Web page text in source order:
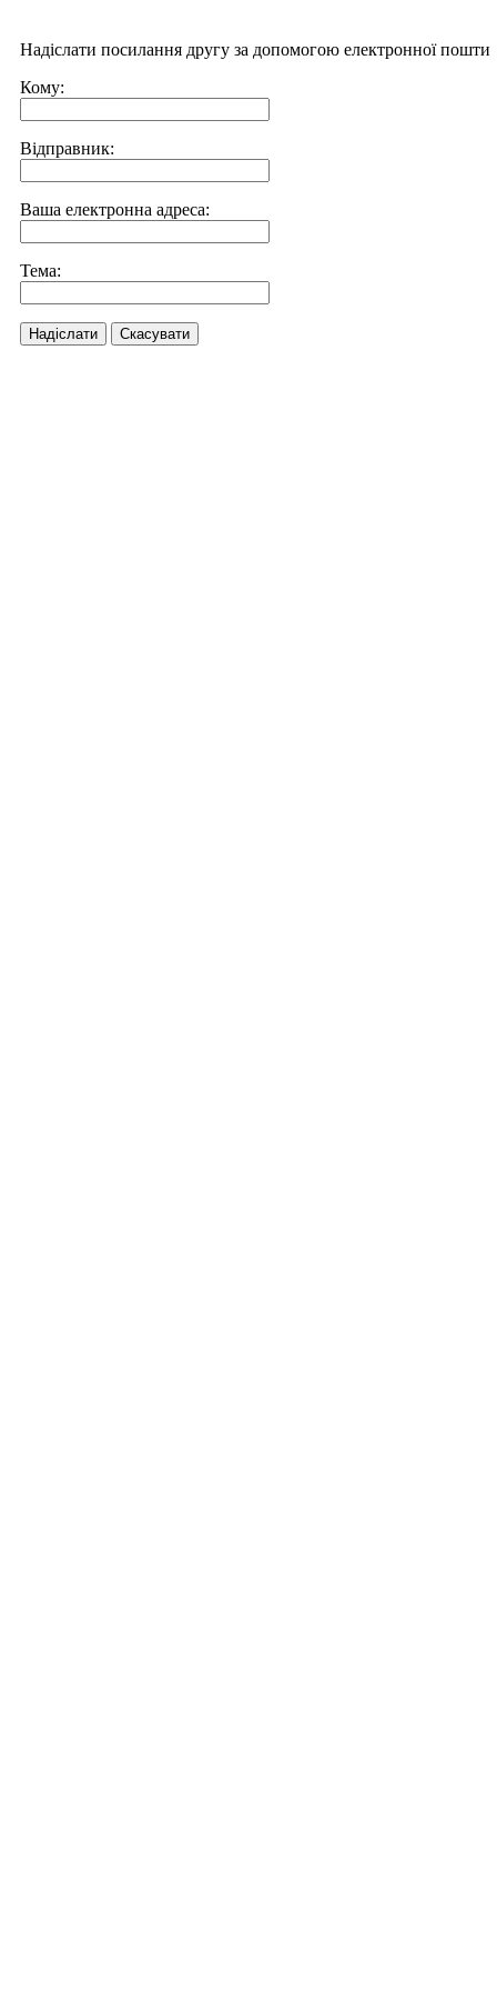
Надіслати посилання другу за допомогою електронної пошти
Кому:
Відправник:
Ваша електронна адреса:
Тема:
Надіслати Скасувати